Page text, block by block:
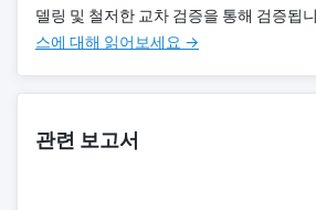
델링 및 철저한 교차 검증을 통해 검증됩
스에 대해 읽어보세요 →
관련 보고서